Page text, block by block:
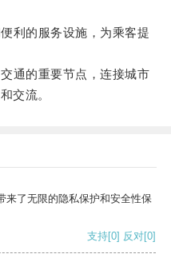
的服务设施，为乘客提
的重要节点，连接城市
交流。
来了无限的隐私保护和安全性保
支持[0] 反对[0]